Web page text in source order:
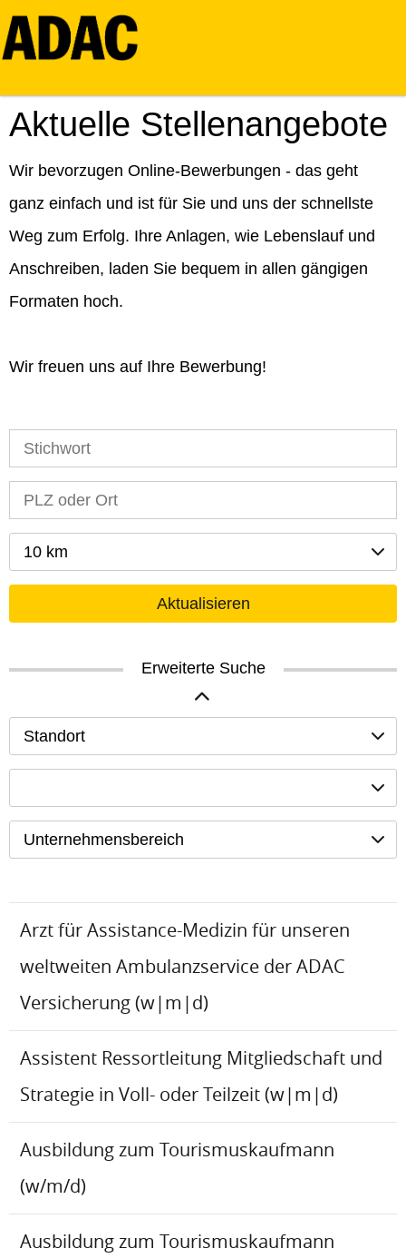
Aktuelle Stellenangebote
Wir bevorzugen Online-Bewerbungen - das geht
ganz einfach und ist für Sie und uns der schnellste
Weg zum Erfolg. Ihre Anlagen, wie Lebenslauf und
Anschreiben, laden Sie bequem in allen gängigen
Formaten hoch.
Wir freuen uns auf Ihre Bewerbung!
10 km
Aktualisieren
Erweiterte Suche
Standort
Unternehmensbereich
Arzt für Assistance-Medizin für unseren
weltweiten Ambulanzservice der ADAC
Versicherung (w|m|d)
Assistent Ressortleitung Mitgliedschaft und
Strategie in Voll- oder Teilzeit (w|m|d)
Ausbildung zum Tourismuskaufmann
(w/m/d)
Ausbildung zum Tourismuskaufmann